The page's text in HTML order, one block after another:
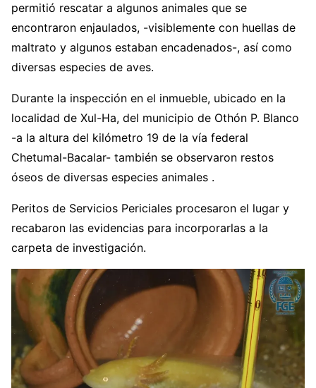
permitió rescatar a algunos animales que se
encontraron enjaulados, -visiblemente con huellas de
maltrato y algunos estaban encadenados-, así como
diversas especies de aves.
Durante la inspección en el inmueble, ubicado en la
localidad de Xul-Ha, del municipio de Othón P. Blanco
-a la altura del kilómetro 19 de la vía federal
Chetumal-Bacalar- también se observaron restos
óseos de diversas especies animales .
Peritos de Servicios Periciales procesaron el lugar y
recabaron las evidencias para incorporarlas a la
carpeta de investigación.